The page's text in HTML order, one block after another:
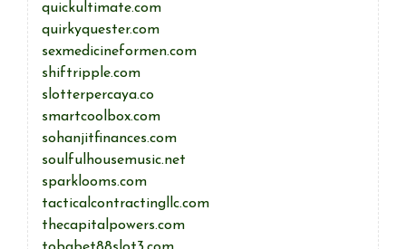
quickultimate.com
quirkyquester.com
sexmedicineformen.com
shiftripple.com
slotterpercaya.co
smartcoolbox.com
sohanjitfinances.com
soulfulhousemusic.net
sparklooms.com
tacticalcontractingllc.com
thecapitalpowers.com